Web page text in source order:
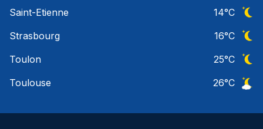
Saint-Etienne
14°C
Strasbourg
16°C
Toulon
25°C
Toulouse
26°C